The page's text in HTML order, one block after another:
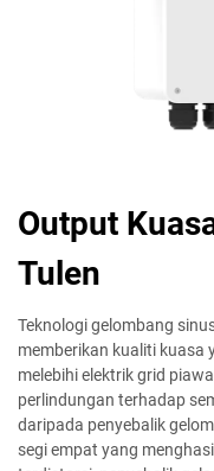
Output
Tulen
Teknologi gelombang
memberikan kualiti kuasa
melebihi elektrik grid
perlindungan terhadap
daripada penyebalik
segi empat yang